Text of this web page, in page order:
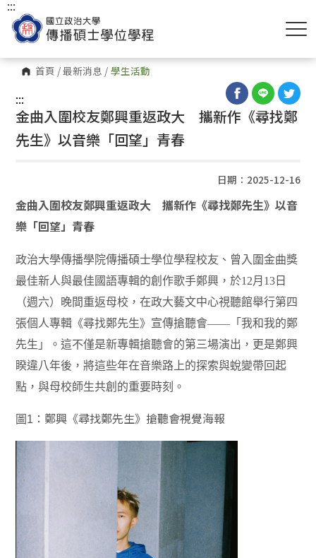
首頁 /最新消息 / 學生活動
:::
:::
金曲入圍校友鄭興重返政大 攜新作《尋找鄭
先生》以音樂「回望」青春
日期：2025-12-16
金曲入圍校友鄭興重返政大 攜新作《尋找鄭先生》以音
樂「回望」青春
政治大學傳播學院傳播碩士學位學程校友、曾入圍金曲獎
最佳新人與最佳國語專輯的創作歌手鄭興，於12月 13 日
（週六）晚間重返母校，在政大藝文中心視聽館舉行第四
張個人專輯《尋找鄭先生》宣傳搶聽會—— 「我和我的鄭
先生」。這不僅是新專輯搶聽會的第三場演出，更是鄭興
睽違八年後，將這些年在音樂路上的探索與蛻變帶回起
點，與母校師生共創的重要時刻。
圖 1 ：鄭興《尋找鄭先生》搶聽會視覺海報